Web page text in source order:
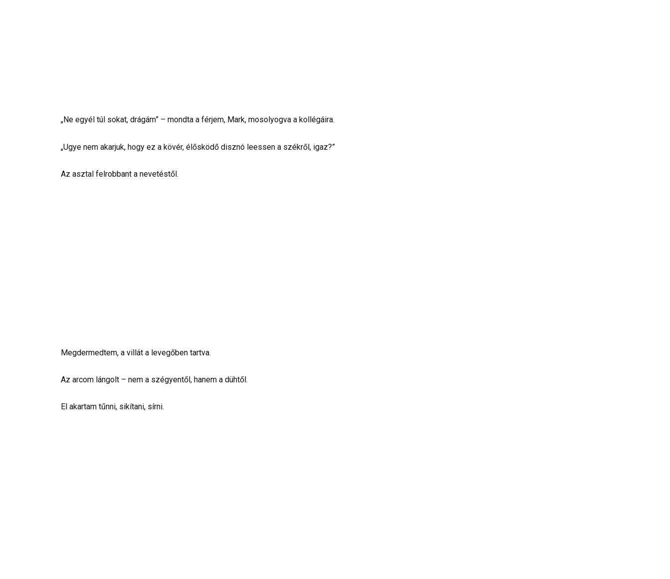
„Ne egyél túl sokat, drágám” – mondta a férjem, Mark, mosolyogva a kollégáira.
„Ugye nem akarjuk, hogy ez a kövér, élősködő disznó leessen a székről, igaz?”
Az asztal felrobbant a nevetéstől.
Megdermedtem, a villát a levegőben tartva.
Az arcom lángolt – nem a szégyentől, hanem a dühtől.
El akartam tűnni, sikítani, sírni.